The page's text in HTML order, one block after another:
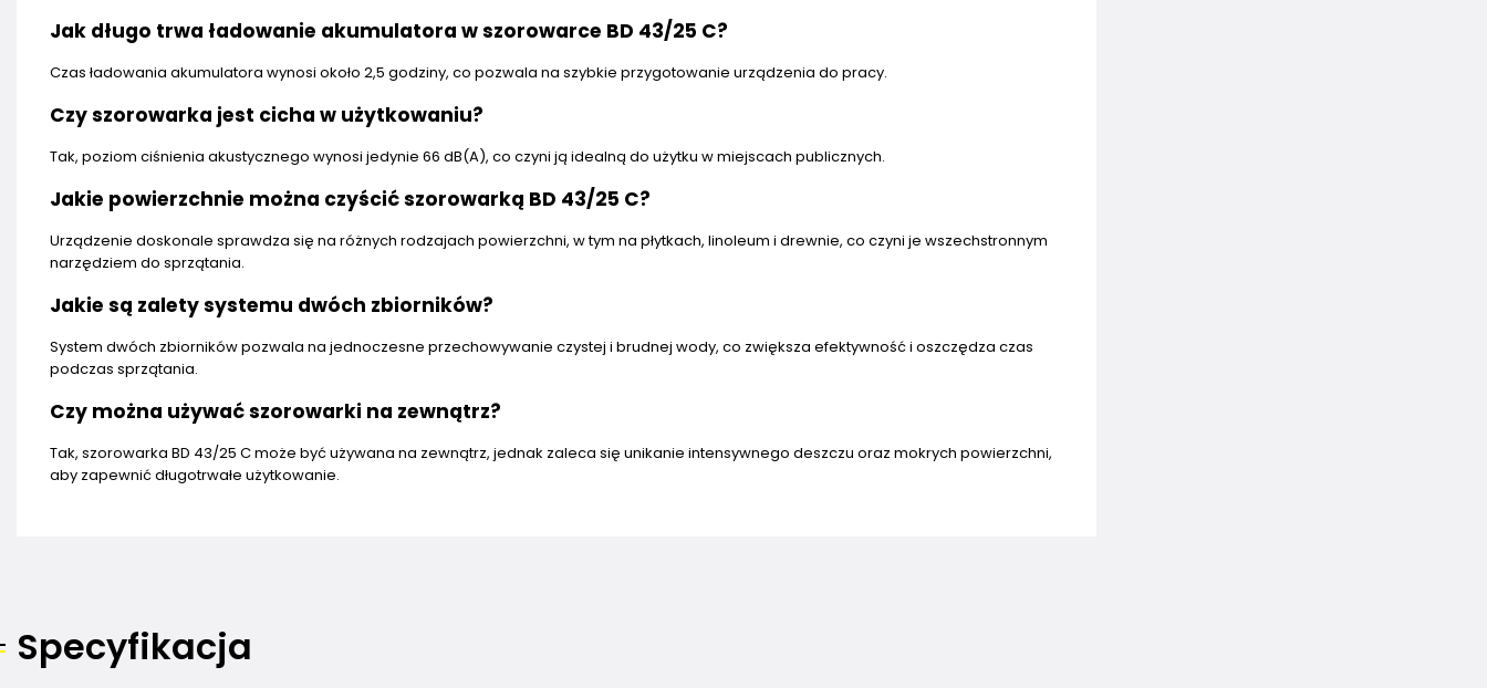
Jak długo trwa ładowanie akumulatora w szorowarce BD 43/25 C?
Czas ładowania akumulatora wynosi około 2,5 godziny, co pozwala na szybkie przygotowanie urządzenia do pracy.
Czy szorowarka jest cicha w użytkowaniu?
Tak, poziom ciśnienia akustycznego wynosi jedynie 66 dB(A), co czyni ją idealną do użytku w miejscach publicznych.
Jakie powierzchnie można czyścić szorowarką BD 43/25 C?
Urządzenie doskonale sprawdza się na różnych rodzajach powierzchni, w tym na płytkach, linoleum i drewnie, co czyni je wszechstronnym
narzędziem do sprzątania.
Jakie są zalety systemu dwóch zbiorników?
System dwóch zbiorników pozwala na jednoczesne przechowywanie czystej i brudnej wody, co zwiększa efektywność i oszczędza czas
podczas sprzątania.
Czy można używać szorowarki na zewnątrz?
Tak, szorowarka BD 43/25 C może być używana na zewnątrz, jednak zaleca się unikanie intensywnego deszczu oraz mokrych powierzchni,
aby zapewnić długotrwałe użytkowanie.
Specyfikacja